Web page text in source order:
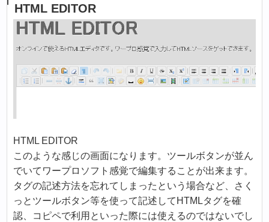
HTML EDITOR
HTML EDITOR
このような感じの画面になります。ツールボタンが並ん
でいてワープロソフト感覚で編集することが出来ます。
タグの記述方法を忘れてしまったという場合など、さく
っとツールボタン等を使って記述してHTMLタグを確
認、コピペで利用といった際には使えるのではないでし